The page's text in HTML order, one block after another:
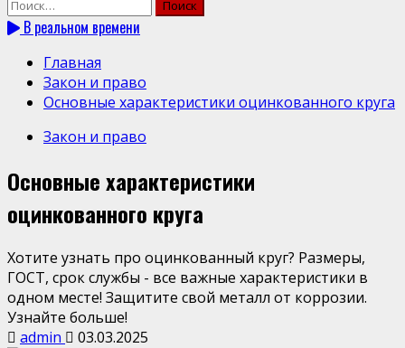
В реальном времени
Главная
Закон и право
Основные характеристики оцинкованного круга
Закон и право
Основные характеристики
оцинкованного круга
Хотите узнать про оцинкованный круг? Размеры,
ГОСТ, срок службы - все важные характеристики в
одном месте! Защитите свой металл от коррозии.
Узнайте больше!
admin
03.03.2025